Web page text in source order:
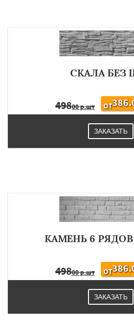
СКАЛА БЕЗ
49800 р.шт ОТ
ЗАКАЗАТЬ
КАМЕНЬ 6
49800 р.шт ОТ
ЗАКАЗАТЬ